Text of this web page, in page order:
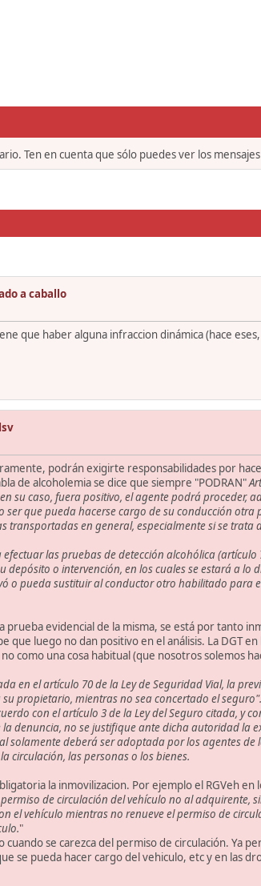
Ten en cuenta que sólo puedes ver los
a caballo
que haber alguna infraccion dinámica (hace
podrán exigirte responsabilidades por
de alcoholemia se dice que siempre "PODRAN"
su caso, fuera positivo, el agente podrá
que pueda hacerse cargo de su conducción
en general, especialmente si se
las pruebas de detección alcohólica
o intervención, en los cuales se estará a
o pueda sustituir al conductor otro habilitado para
evidencial de la misma, se está por tanto
luego no dan positivo en el análisis. La DGT
como una cosa habitual (que nosotros solemos
en el artículo 70 de la Ley de Seguridad Vial, la
propietario, mientras no sea concertado el
con el artículo 3 de la Ley del Seguro citada, y
denuncia, no se justifique ante dicha autoridad la
solamente deberá ser adoptada por los agentes
circulación, las personas o los bienes.
la inmovilizacion. Por ejemplo el RGVeh
de circulación del vehículo no al adquirente,
vehículo mientras no renueve el permiso de
"
se carezca del permiso de circulación. Ya
se pueda hacer cargo del vehiculo, etc y en las